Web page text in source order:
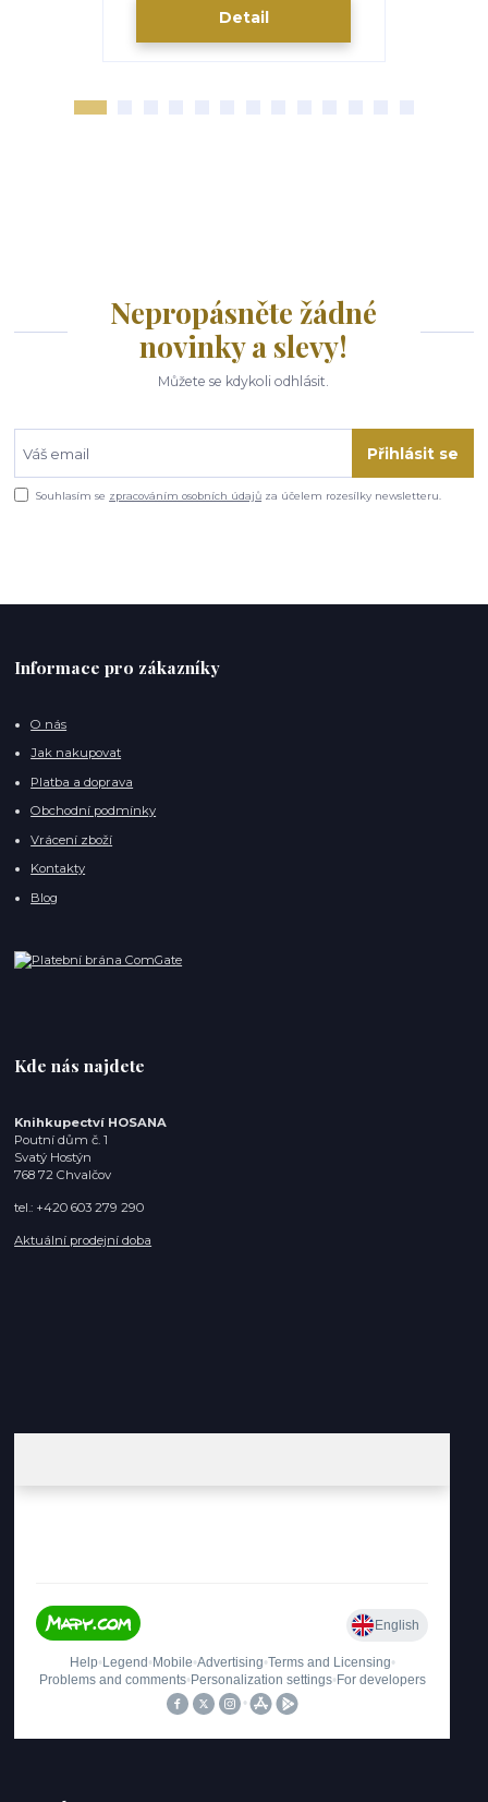
Detail
Nepropásněte žádné
novinky a slevy!
Můžete se kdykoli odhlásit.
Přihlásit se
Souhlasím se zpracováním osobních údajů za účelem rozesílky newsletteru.
Informace pro zákazníky
O nás
Jak nakupovat
Platba a doprava
Obchodní podmínky
Vrácení zboží
Kontakty
Blog
Kde nás najdete
Knihkupectví HOSANA
Poutní dům č. 1
Svatý Hostýn
768 72 Chvalčov
tel.: +420 603 279 290
Aktuální prodejní doba